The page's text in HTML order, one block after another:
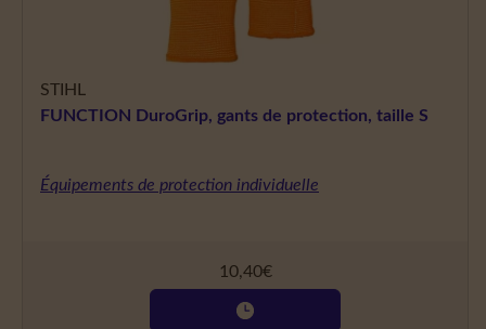
STIHL
FUNCTION DuroGrip, gants de protection, taille S
Équipements de protection individuelle
10,40€